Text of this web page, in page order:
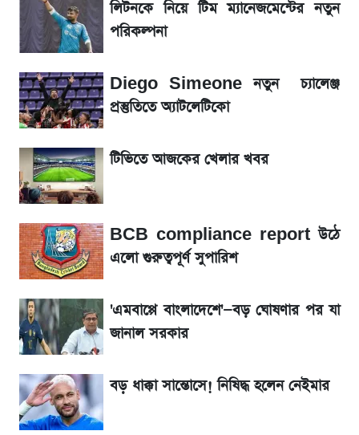
আগামী ৪ দিনের আবহাওয়া নিয়ে বড় সতর্কবার্তা
লিটনকে নিয়ে টিম ম্যানেজমেন্টের নতুন পরিকল্পনা
আগামীকালই স্পষ্ট হবে এসএসসি ফল প্রকাশের
তারিখ
ঘোষ
শেখ হাসিনার দেশে ফেরা নিয়ে যা বললেন রুমিন
ফারহানা
লাফিয়ে বাড়ল স্বর্ণের দাম, এক মাসের মধ্যে সর্বোচ্চ
রেকর্ড
৬ আগস্ট দেশের বাজারে স্বর্ণের দাম
লিটনকে নিয়ে টিম ম্যানেজমেন্টের নতুন
পরিকল্পনা
Diego Simeone নতুন চ্যালেঞ্জ
প্রস্তুতিতে অ্যাটলেটিকো
টিভিতে আজকের খেলার খবর
BCB compliance report উঠে
এলো গুরুত্বপূর্ণ সুপারিশ
'এমবাপ্পে বাংলাদেশে'—বড় ঘোষণার পর যা
জানাল সরকার
বড় ধাক্কা সান্তোসে! নিষিদ্ধ হলেন নেইমার